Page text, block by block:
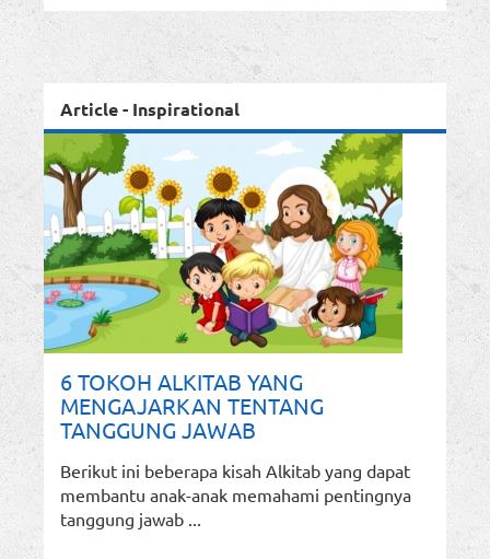
Article - Inspirational
6 TOKOH ALKITAB YANG
MENGAJARKAN TENTANG
TANGGUNG JAWAB
Berikut ini beberapa kisah Alkitab yang dapat
membantu anak-anak memahami pentingnya
tanggung jawab ...